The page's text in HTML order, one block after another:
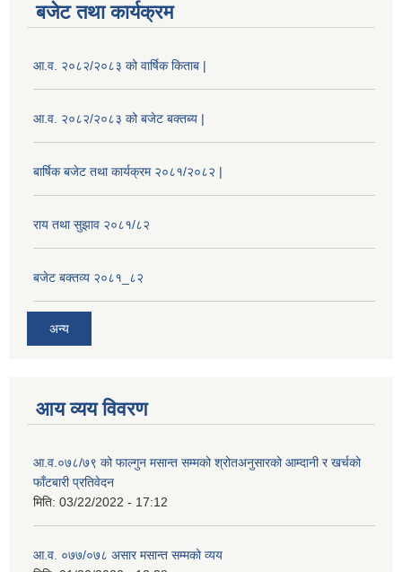
बजेट तथा कार्यक्रम
आ.व. २०८२/२०८३ को वार्षिक किताब |
आ.व. २०८२/२०८३ को बजेट बक्तब्य |
बार्षिक बजेट तथा कार्यक्रम २०८१/२०८२ |
राय तथा सुझाव २०८१/८२
बजेट बक्तव्य २०८१_८२
अन्य
आय व्यय विवरण
आ.व.०७८/७९ को फाल्गुन मसान्त सम्मको श्रोतअनुसारको आम्दानी र खर्चको
फाँटबारी प्रतिवेदन
मिति: 03/22/2022 - 17:12
आ.व. ०७७/०७८ असार मसान्त सम्मको व्यय